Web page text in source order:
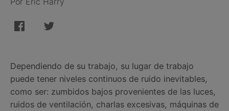
Dependiendo de su trabajo, su lugar de trabajo
puede tener niveles continuos de ruido inevitables,
como ser: zumbidos bajos provenientes de las luces,
ruidos de ventilación, charlas excesivas, máquinas de